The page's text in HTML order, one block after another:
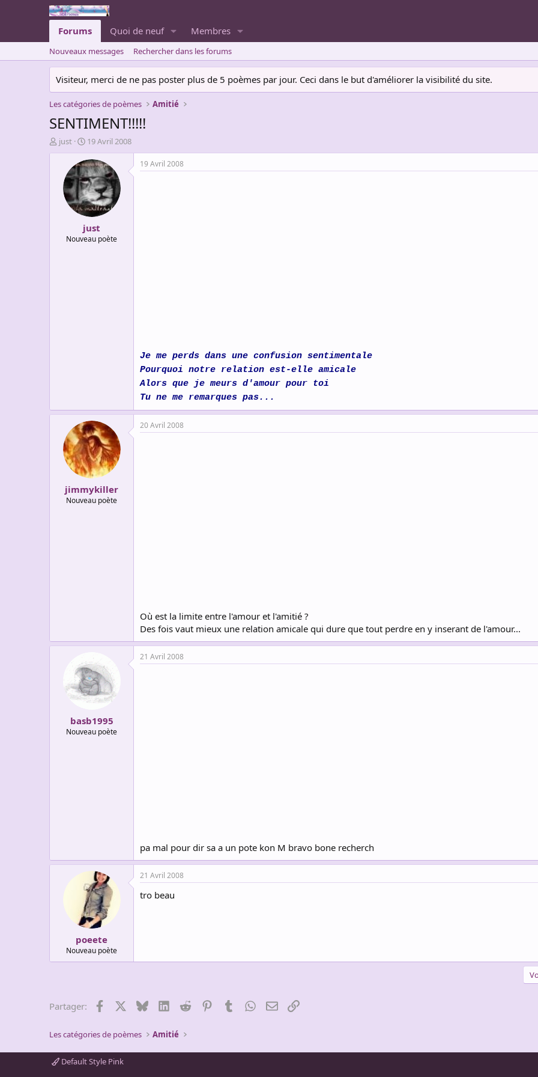
Forums Quoi de neuf Membres
Nouveaux messages Rechercher dans les forums
Visiteur, merci de ne pas poster plus de 5 poèmes par jour. Ceci dans le but d'améliorer la visibilité du site.
Les catégories de poèmes Amitié
SENTIMENT!!!!!
A
u
just
D
a
t
e
d
e
d
é
b
u
19 Avril 2008
just
Nouveau poète
19 Avril 2008
Je me perds dans une confusion sentimentale
Pourquoi notre relation est-elle amicale
Alors que je meurs d'amour pour toi
Tu ne me remarques pas...
jimmykiller
Nouveau poète
20 Avril 2008
Où est la limite entre l'amour et l'amitié ?
Des fois vaut mieux une relation amicale qui dure que tout perdre en y inserant de l'amour...
basb1995
Nouveau poète
21 Avril 2008
pa mal pour dir sa a un pote kon M bravo bone recherch
poeete
Nouveau poète
21 Avril 2008
tro beau
Partager: Facebook BlueskyLinkedInReddit PinterestTumblrWhatsApp
EmailLien
Les catégories de poèmes Amitié
Default Style Pink